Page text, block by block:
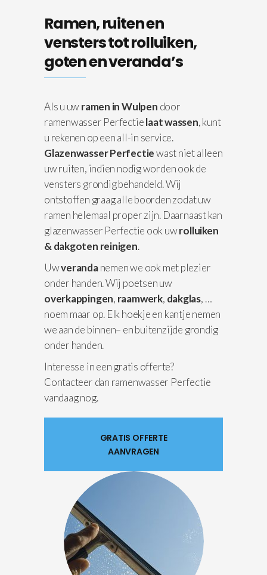
Ramen, ruiten en
vensters tot rolluiken,
goten en veranda’s
Als u uwramen in Wulpen door
ramenwasser Perfectielaat wassen, kunt
u rekenen op een all-in service.
Glazenwasser Perfectiewast niet alleen
uw ruiten, indien nodig worden ook de
vensters grondig behandeld. Wij
ontstoffen graag alle boorden zodat uw
ramen helemaal proper zijn. Daarnaast kan
glazenwasser Perfectie ook uwrolluiken
& dakgoten reinigen.
Uwverandanemen we ook met plezier
onder handen. Wij poetsen uw
overkappingen, raamwerk, dakglas, …
noem maar op. Elk hoekje en kantje nemen
we aan de binnen– en buitenzijde grondig
onder handen.
Interesse in een gratis offerte?
Contacteer dan ramenwasser Perfectie
vandaag nog.
GRATIS OFFERTE
AANVRAGEN